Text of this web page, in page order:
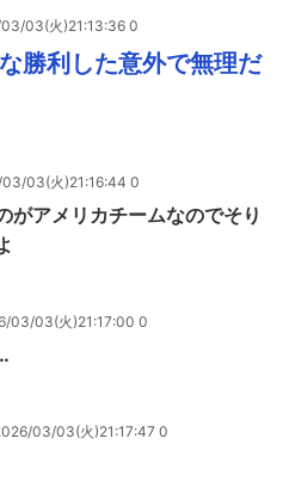
03(火)21:13:36 0
勝利した意外で無理だ
03(火)21:16:44 0
がアメリカチームなのでそり
03/03(火)21:17:00 0
03/03(火)21:17:47 0